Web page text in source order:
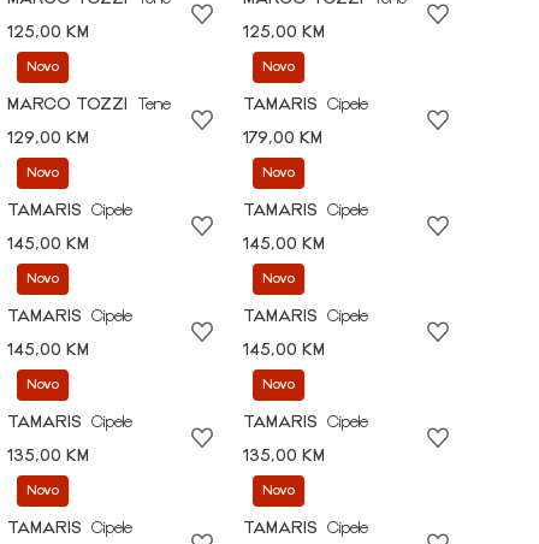
125,00 KM
125,00 KM
Novo
MARCO TOZZI
Tene
129,00 KM
Novo
TAMARIS
Cipele
179,00 KM
Novo
TAMARIS
Cipele
145,00 KM
Novo
TAMARIS
Cipele
145,00 KM
Novo
TAMARIS
Cipele
145,00 KM
Novo
TAMARIS
Cipele
145,00 KM
Novo
TAMARIS
Cipele
135,00 KM
Novo
TAMARIS
Cipele
135,00 KM
Novo
TAMARIS
Cipele
Novo
TAMARIS
Cipele